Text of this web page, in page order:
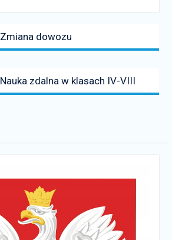
news:
Zmiana dowozu
news:
Nauka zdalna w klasach IV-VIII